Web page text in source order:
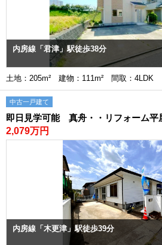
内房線「君津」駅徒歩38分
土地：205m² 建物：111m² 間取：4LDK
中古一戸建て
即日見学可能 真舟・・リフォーム平
2,079万円
内房線「木更津」駅徒歩39分